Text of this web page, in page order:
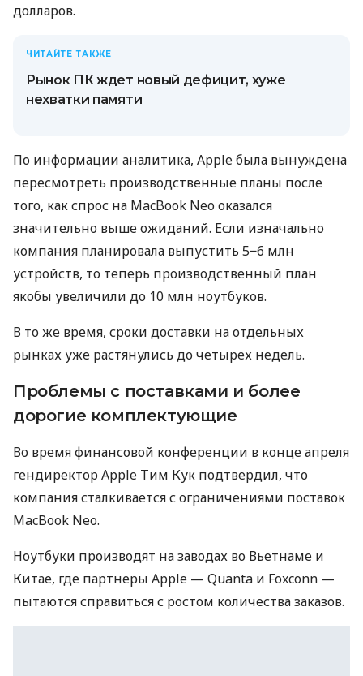
долларов.
ЧИТАЙТЕ ТАКЖЕ
Рынок ПК ждет новый дефицит, хуже
нехватки памяти
По информации аналитика, Apple была вынуждена
пересмотреть производственные планы после
того, как спрос на MacBook Neo оказался
значительно выше ожиданий. Если изначально
компания планировала выпустить 5−6 млн
устройств, то теперь производственный план
якобы увеличили до 10 млн ноутбуков.
В то же время, сроки доставки на отдельных
рынках уже растянулись до четырех недель.
Проблемы с поставками и более
дорогие комплектующие
Во время финансовой конференции в конце апреля
гендиректор Apple Тим Кук подтвердил, что
компания сталкивается с ограничениями поставок
MacBook Neo.
Ноутбуки производят на заводах во Вьетнаме и
Китае, где партнеры Apple — Quanta и Foxconn —
пытаются справиться с ростом количества заказов.